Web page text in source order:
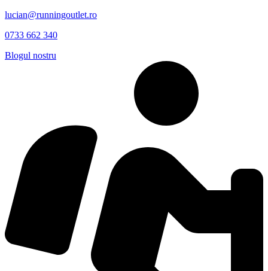
lucian@runningoutlet.ro
0733 662 340
Blogul nostru